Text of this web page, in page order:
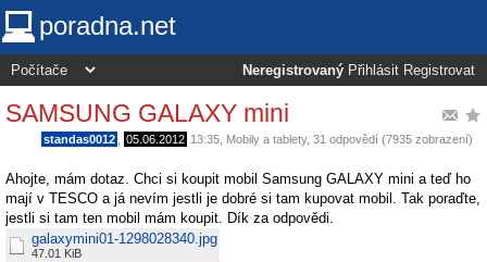
poradna.net
Neregistrovaný Přihlásit Registrovat
SAMSUNG GALAXY mini
standas0012 05.06.2012 13:35 Mobily a tablety, 31 odpovědí (7935 zobrazení)
Ahojte, mám dotaz. Chci si koupit mobil Samsung GALAXY mini a teď ho
mají v TESCO a já nevím jestli je dobré si tam kupovat mobil. Tak poraďte,
jestli si tam ten mobil mám koupit. Dík za odpovědi.
galaxymini01-1298028340.jpg
47.01 KiB